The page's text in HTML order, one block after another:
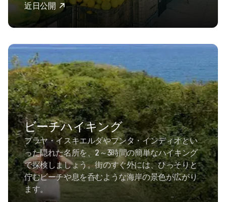
近日公開
ビーチハイキング
プラヤ・イスキエルダやプンタ・インディオとい
った隠れた名所を、2～3時間の簡単なハイキング
で探検しましょう。街のすぐ外には、ひっそりと
佇むビーチや息を呑むような海岸の景色が広がり
ます。